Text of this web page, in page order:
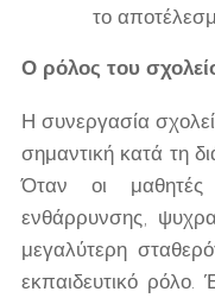
το
Ο ρόλος του
Η συνεργασία
σημαντική κατά τη
Όταν οι μαθητές
ενθάρρυνσης,
μεγαλύτερη
εκπαιδευτικό ρόλο.